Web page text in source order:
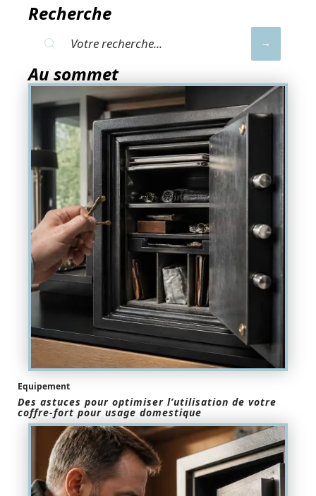
Recherche
Au sommet
Equipement
Des astuces pour optimiser l’utilisation de votre
coffre-fort pour usage domestique